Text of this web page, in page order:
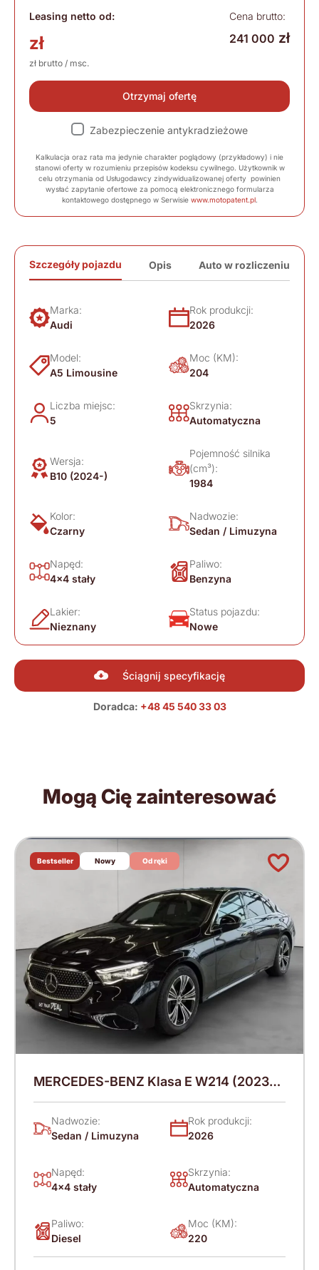
Leasing netto od:
zł
zł brutto / msc.
Cena brutto:
241 000 zł
Otrzymaj ofertę
Zabezpieczenie antykradzieżowe
Kalkulacja oraz rata ma jedynie charakter poglądowy (przykładowy) i nie
stanowi oferty w rozumieniu przepisów kodeksu cywilnego. Użytkownik w
celu otrzymania od Usługodawcy zindywidualizowanej oferty powinien
wysłać zapytanie ofertowe za pomocą elektronicznego formularza
kontaktowego dostępnego w Serwisie www.motopatent.pl.
Szczegóły pojazdu Opis Auto w rozliczeniu
Marka:
Audi
Rok produkcji:
2026
Model:
A5 Limousine
Moc (KM):
204
Liczba miejsc:
5
Skrzynia:
Automatyczna
Wersja:
B10 (2024-)
Pojemność silnika
(cm³):
1984
Kolor:
Czarny
Nadwozie:
Sedan / Limuzyna
Napęd:
4x4 stały
Paliwo:
Benzyna
Lakier:
Nieznany
Status pojazdu:
Nowe
Ściągnij specyfikację
Doradca: +48 45 540 33 03
Mogą Cię zainteresować
Bestseller Nowy Od ręki
MERCEDES-BENZ Klasa E W214 (2023-)
220 KM (2026)
Nadwozie:
Sedan / Limuzyna
Rok produkcji:
2026
Napęd:
4x4 stały
Skrzynia:
Automatyczna
Paliwo:
Diesel
Moc (KM):
220